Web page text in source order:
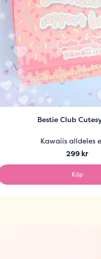
Bestie Club
Kawaiis alldeles
299 kr
Köp